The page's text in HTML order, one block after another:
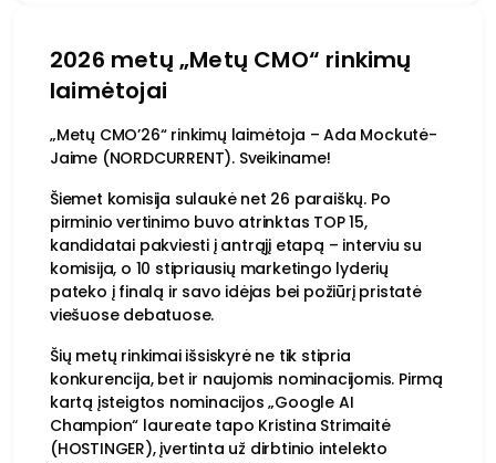
2026 metų „Metų CMO“ rinkimų
laimėtojai
„Metų CMO’26“ rinkimų laimėtoja – Ada Mockutė-
Jaime (NORDCURRENT). Sveikiname!
Šiemet komisija sulaukė net 26 paraiškų. Po
pirminio vertinimo buvo atrinktas TOP 15,
kandidatai pakviesti į antrąjį etapą – interviu su
komisija, o 10 stipriausių marketingo lyderių
pateko į finalą ir savo idėjas bei požiūrį pristatė
viešuose debatuose.
Šių metų rinkimai išsiskyrė ne tik stipria
konkurencija, bet ir naujomis nominacijomis. Pirmą
kartą įsteigtos nominacijos „Google AI
Champion“ laureate tapo Kristina Strimaitė
(HOSTINGER), įvertinta už dirbtinio intelekto